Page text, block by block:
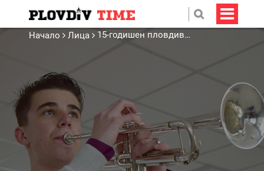
Начало Лица 15-годишен пловдивски тромпетист трупа награди и признание